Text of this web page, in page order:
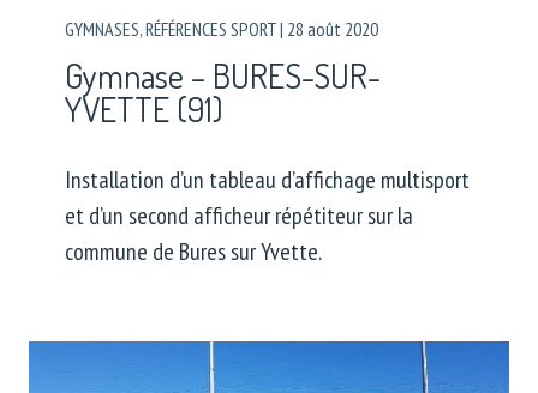
GYMNASES,RÉFÉRENCES SPORT| 28 août 2020
Gymnase – BURES-SUR-
YVETTE (91)
Installation d’un tableau d’affichage multisport
et d’un second afficheur répétiteur sur la
commune de Bures sur Yvette.